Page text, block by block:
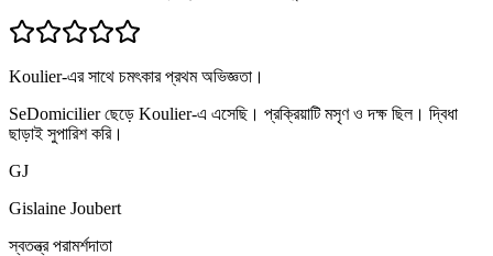
Koulier-এর সাথে চমৎকার প্রথম অভিজ্ঞতা।
SeDomicilier ছেড়ে Koulier-এ এসেছি। প্রক্রিয়াটি মসৃণ ও দক্ষ ছিল। দ্বিধা
ছাড়াই সুপারিশ করি।
GJ
Gislaine Joubert
স্বতন্ত্র পরামর্শদাতা